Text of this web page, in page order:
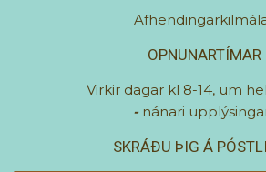
OPNUNARTÍMAR
Virkir dagar kl 8-14, um
- nánari
SKRÁÐU ÞIG Á